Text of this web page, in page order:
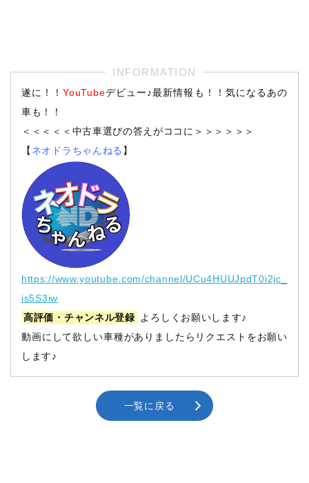
遂に！！YouTubeデビュー♪最新情報も！！気になるあの
車も！！
＜＜＜＜＜中古車選びの答えがココに＞＞＞＞＞＞
【 ネオドラちゃんねる 】
https://www.youtube.com/channel/UCu4HUUJpdT0i2jc_
is5S3iw
高評価・チャンネル登録
よろしくお願いします♪
動画にして欲しい車種がありましたらリクエストをお願い
します♪
一覧に戻る